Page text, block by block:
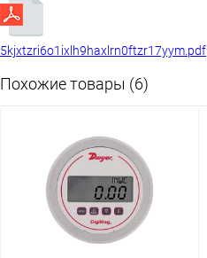
5kjxtzri6o1ixlh9haxlrn0ftzr17yym.pdf
Похожие товары (6)